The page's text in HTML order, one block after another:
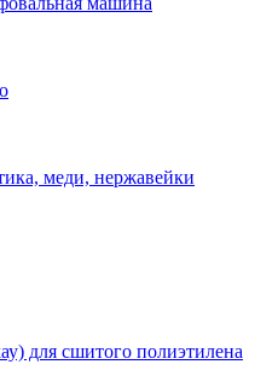
меди, нержавейки
для сшитого полиэтилена